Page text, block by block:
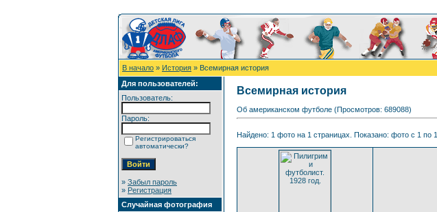
В начало » История » Всемирная история
Для пользователей:
Пользователь:
Пароль:
Регистрироваться
автоматически?
» Забыл пароль
» Регистрация
Случайная фотография
Всемирная история
Об американском футболе (Просмотров: 689088)
Найдено: 1 фото на 1 страницах. Показано: фото с 1 по 1.